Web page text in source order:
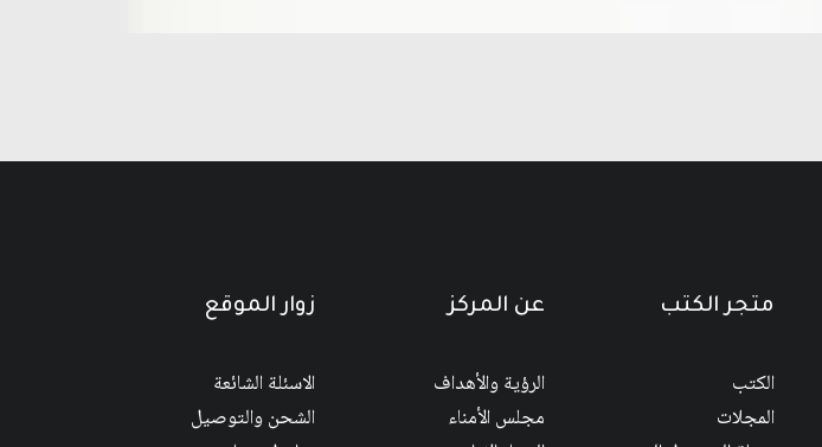
متجر الكتب
الكتب
المجلات
عن المركز
الرؤية والأهداف
مجلس الأمناء
زوار الموقع
الاسئلة الشائعة
الشحن والتوصيل